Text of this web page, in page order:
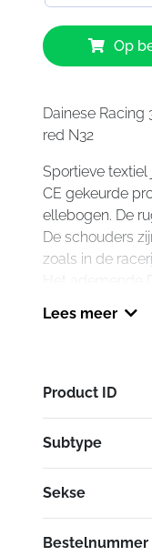
Dainese
Racing
Dry
Jacket
aantal
Op
Dainese
red N32
Sportieve
CE gekeurde
ellebogen. De
De schouders
zoals in de
Het ademende
aan
Lees meer
Product ID
Subtype
Sekse
Bestelnummer